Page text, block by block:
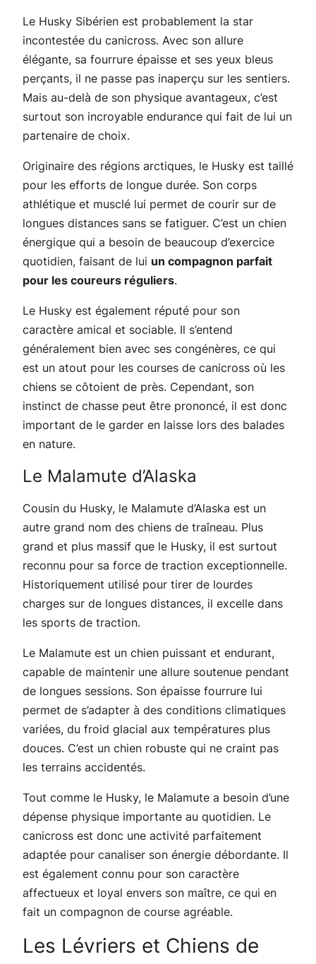
Le Husky Sibérien est probablement la star
incontestée du canicross. Avec son allure
élégante, sa fourrure épaisse et ses yeux bleus
perçants, il ne passe pas inaperçu sur les sentiers.
Mais au-delà de son physique avantageux, c’est
surtout son incroyable endurance qui fait de lui un
partenaire de choix.
Originaire des régions arctiques, le Husky est taillé
pour les efforts de longue durée. Son corps
athlétique et musclé lui permet de courir sur de
longues distances sans se fatiguer. C’est un chien
énergique qui a besoin de beaucoup d’exercice
quotidien, faisant de lui un compagnon parfait
pour les coureurs réguliers.
Le Husky est également réputé pour son
caractère amical et sociable. Il s’entend
généralement bien avec ses congénères, ce qui
est un atout pour les courses de canicross où les
chiens se côtoient de près. Cependant, son
instinct de chasse peut être prononcé, il est donc
important de le garder en laisse lors des balades
en nature.
Le Malamute d’Alaska
Cousin du Husky, le Malamute d’Alaska est un
autre grand nom des chiens de traîneau. Plus
grand et plus massif que le Husky, il est surtout
reconnu pour sa force de traction exceptionnelle.
Historiquement utilisé pour tirer de lourdes
charges sur de longues distances, il excelle dans
les sports de traction.
Le Malamute est un chien puissant et endurant,
capable de maintenir une allure soutenue pendant
de longues sessions. Son épaisse fourrure lui
permet de s’adapter à des conditions climatiques
variées, du froid glacial aux températures plus
douces. C’est un chien robuste qui ne craint pas
les terrains accidentés.
Tout comme le Husky, le Malamute a besoin d’une
dépense physique importante au quotidien. Le
canicross est donc une activité parfaitement
adaptée pour canaliser son énergie débordante. Il
est également connu pour son caractère
affectueux et loyal envers son maître, ce qui en
fait un compagnon de course agréable.
Les Lévriers et Chiens de